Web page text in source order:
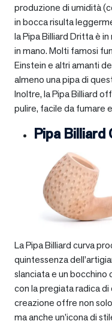
produzione di umidità
in bocca risulta
la Pipa Billiard Dritta è
in mano. Molti famosi
Einstein e altri amanti
almeno una pipa di
Inoltre, la Pipa Billiard
pulire, facile da fumare
Pipa Billiard
La Pipa Billiard curva
quintessenza
slanciata e un
con la pregiata radica
creazione offre non
ma anche un’icona di